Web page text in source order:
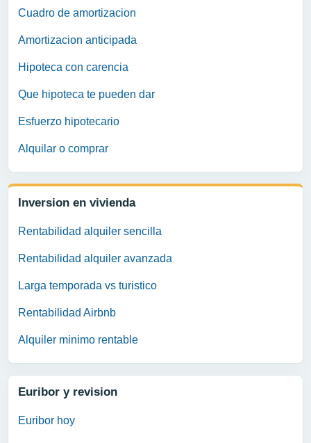
Cuadro de amortizacion
Amortizacion anticipada
Hipoteca con carencia
Que hipoteca te pueden dar
Esfuerzo hipotecario
Alquilar o comprar
Inversion en vivienda
Rentabilidad alquiler sencilla
Rentabilidad alquiler avanzada
Larga temporada vs turistico
Rentabilidad Airbnb
Alquiler minimo rentable
Euribor y revision
Euribor hoy